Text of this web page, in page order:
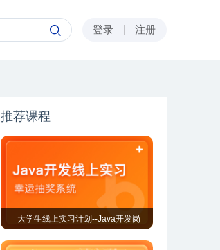
登录 注册
推荐课程
大学生线上实习计划--Java开发岗